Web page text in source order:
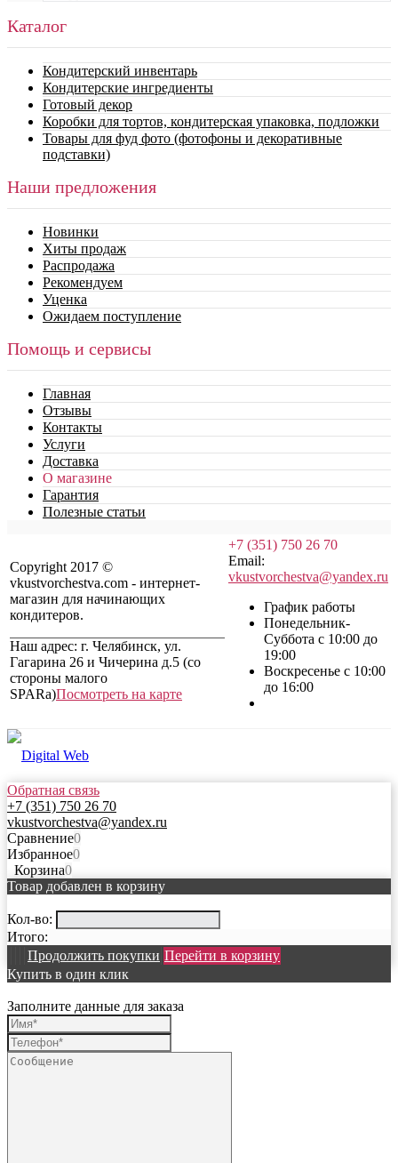
Каталог
Кондитерский инвентарь
Кондитерские ингредиенты
Готовый декор
Коробки для тортов, кондитерская упаковка, подложки
Товары для фуд фото (фотофоны и декоративные
подставки)
Наши предложения
Новинки
Хиты продаж
Распродажа
Рекомендуем
Уценка
Ожидаем поступление
Помощь и сервисы
Главная
Отзывы
Контакты
Услуги
Доставка
О магазине
Гарантия
Полезные статьи
Copyright 2017 ©
vkustvorchestva.com - интернет-
магазин для начинающих
кондитеров.
Наш адрес: г. Челябинск, ул.
Гагарина 26 и Чичерина д.5 (со
стороны малого
SPARa)Посмотреть на карте
+7 (351) 750 26 70
Email:
vkustvorchestva@yandex.ru
График работы
Понедельник-
Суббота с 10:00 до
19:00
Воскресенье с 10:00
до 16:00
Обратная связь
+7 (351) 750 26 70
vkustvorchestva@yandex.ru
Сравнение0
Избранное0
Корзина0
Товар добавлен в корзину
Кол-во:
Итого:
Продолжить покупки Перейти в корзину
Купить в один клик
Заполните данные для заказа